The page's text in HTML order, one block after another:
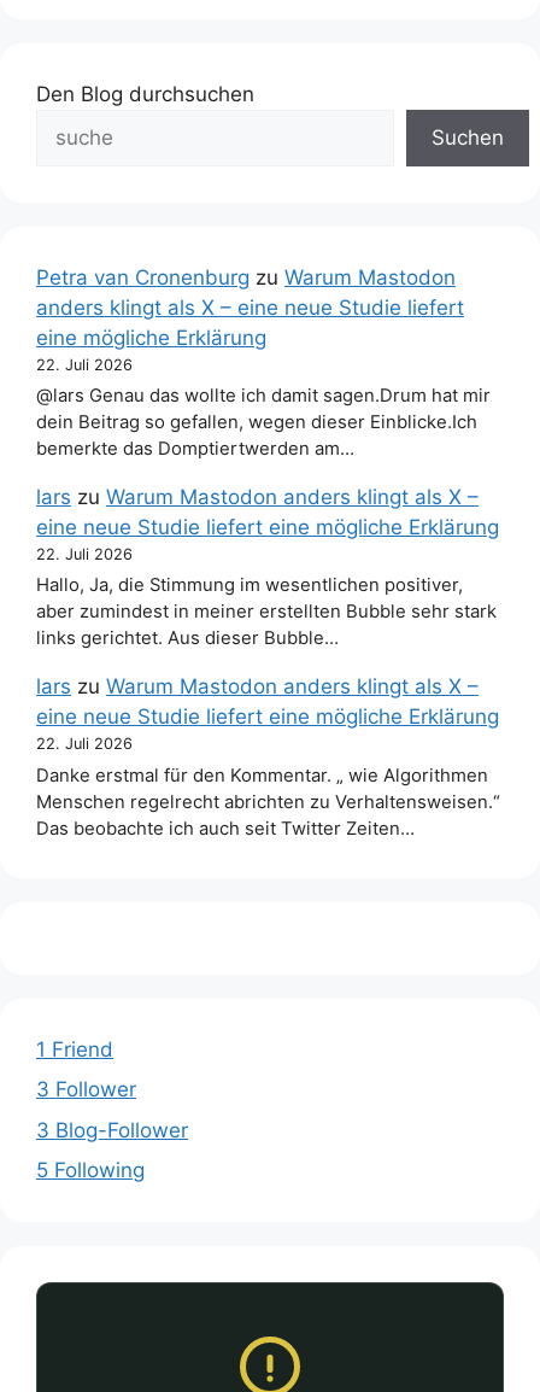
Den Blog durchsuchen
Suchen
Petra van Cronenburg zu Warum Mastodon
anders klingt als X – eine neue Studie liefert
eine mögliche Erklärung
22. Juli 2026
@lars Genau das wollte ich damit sagen.Drum hat mir
dein Beitrag so gefallen, wegen dieser Einblicke.Ich
bemerkte das Domptiertwerden am…
lars zu Warum Mastodon anders klingt als X –
eine neue Studie liefert eine mögliche Erklärung
22. Juli 2026
Hallo, Ja, die Stimmung im wesentlichen positiver,
aber zumindest in meiner erstellten Bubble sehr stark
links gerichtet. Aus dieser Bubble…
lars zu Warum Mastodon anders klingt als X –
eine neue Studie liefert eine mögliche Erklärung
22. Juli 2026
Danke erstmal für den Kommentar. „ wie Algorithmen
Menschen regelrecht abrichten zu Verhaltensweisen.“
Das beobachte ich auch seit Twitter Zeiten…
1 Friend
3 Follower
3 Blog-Follower
5 Following